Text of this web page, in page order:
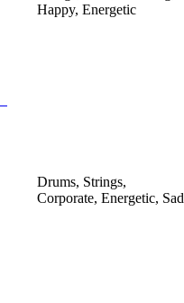
Happy, Energetic
Drums, Strings,
Corporate, Energetic, Sad